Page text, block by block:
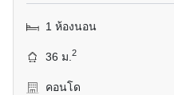
1 ห้องนอน
36 ม.2
คอนโด